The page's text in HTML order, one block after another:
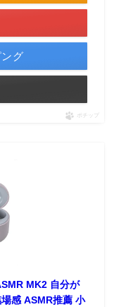
グ
ポチップ
MK2 自分が
感 ASMR推薦 小